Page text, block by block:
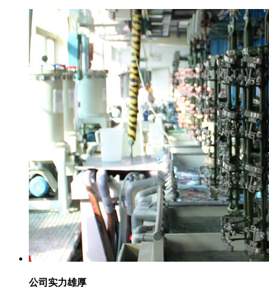
公司实力雄厚